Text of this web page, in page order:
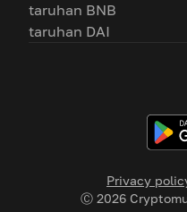
Privacy
Ⓒ 2026
taruhan BNB
taruhan DAI